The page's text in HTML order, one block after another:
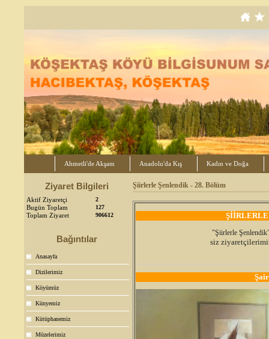
Ahmetli'de Akşam Anadolu'da Kış Kadın ve Doğa
Ziyaret Bilgileri
Aktif Ziyaretçi 2
Bugün Toplam 127
Toplam Ziyaret 906612
Bağıntılar
Anasayfa
Dizilerimiz
Köyümüz
Künyemiz
Kütüphanemiz
Müzelerimiz
Şiirlerle Şenlendik - 28. Bölüm
ŞİİRLERLE
"Şiirlerle
siz